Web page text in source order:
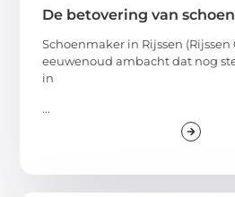
De betovering van
Schoenmaker in Rijssen (Rijssen
eeuwenoud ambacht dat nog
in
...